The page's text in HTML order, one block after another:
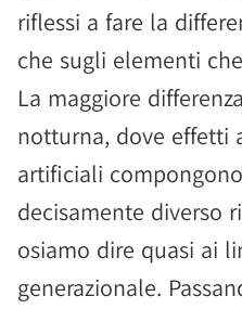
riflessi a fare la
che sugli elementi
La maggiore
notturna, dove effetti
artificiali
decisamente diverso
osiamo dire quasi ai
generazionale.